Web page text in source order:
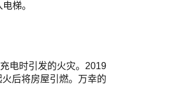
梯。
电时引发的火灾。2019
后将房屋引燃。万幸的